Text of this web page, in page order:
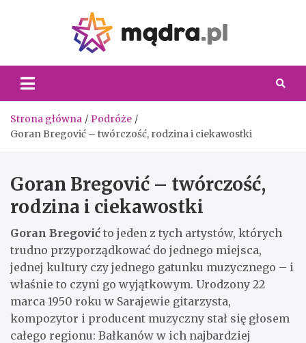
Strona główna
Podróże
Goran Bregović – twórczość, rodzina i ciekawostki
Goran Bregović – twórczość,
rodzina i ciekawostki
Goran Bregović to jeden z tych artystów, których
trudno przyporządkować do jednego miejsca,
jednej kultury czy jednego gatunku muzycznego – i
właśnie to czyni go wyjątkowym. Urodzony 22
marca 1950 roku w Sarajewie gitarzysta,
kompozytor i producent muzyczny stał się głosem
całego regionu: Bałkanów w ich najbardziej